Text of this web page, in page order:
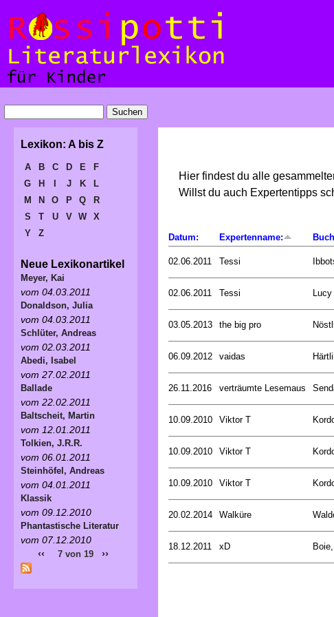
Hier findest du alle
Willst du auch Expertentipps
Datum: Expertenname:
02.06.2011 Tessi
02.06.2011 Tessi
03.05.2013 the big pro
06.09.2012 vaidas
26.11.2016 verträumte Lesemaus
10.09.2010 Viktor T
10.09.2010 Viktor T
10.09.2010 Viktor T
20.02.2014 Walküre
18.12.2011 xD
Lexikon: A bis Z
A B C D E
F
G
H J K
L
M
N O P Q
R
S
T U V W
X
Y
Z
Neue Lexikonartikel
Meyer, Kai
vom 04.03.2011
Donaldson, Julia
vom 04.03.2011
Schlüter, Andreas
vom 02.03.2011
Abedi, Isabel
vom 27.02.2011
Ballade
vom 22.02.2011
Baltscheit, Martin
vom 12.01.2011
Tolkien, J.R.R.
vom 06.01.2011
Steinhöfel, Andreas
vom 04.01.2011
Klassik
vom 09.12.2010
Phantastische Literatur
vom 07.12.2010
‹‹ 7 von 19 ››